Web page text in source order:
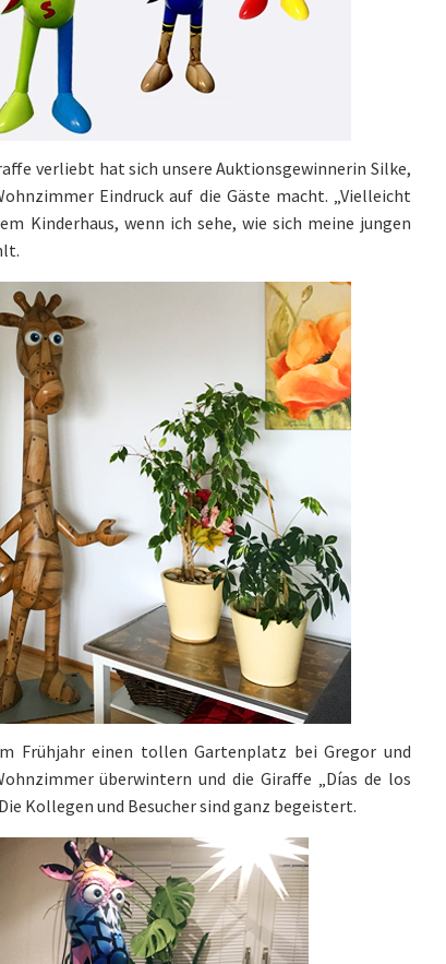
verliebt hat sich unsere Auktionsgewinnerin Silke,
Eindruck auf die Gäste macht. „Vielleicht
Kinderhaus, wenn ich sehe, wie sich meine jungen
Frühjahr einen tollen Gartenplatz bei Gregor und
überwintern und die Giraffe „Días de los
Kollegen und Besucher sind ganz begeistert.